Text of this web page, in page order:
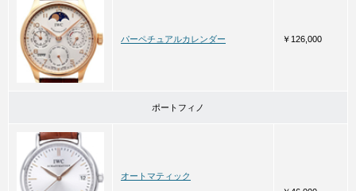
パーペチュアルカレンダー ￥126,000
ポートフィノ
オートマティック